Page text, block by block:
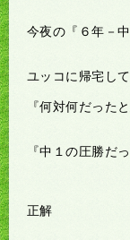
今夜の『６年－
ユッコに帰宅して
『何対何だった
『中１の圧勝だ
正解